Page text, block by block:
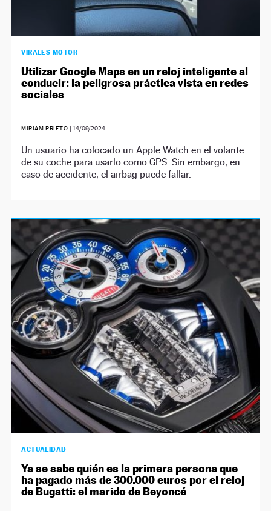
VIRALES MOTOR
Utilizar Google Maps en un reloj inteligente al
conducir: la peligrosa práctica vista en redes
sociales
MIRIAM PRIETO | 14/09/2024
Un usuario ha colocado un Apple Watch en el volante
de su coche para usarlo como GPS. Sin embargo, en
caso de accidente, el airbag puede fallar.
ACTUALIDAD
Ya se sabe quién es la primera persona que
ha pagado más de 300.000 euros por el reloj
de Bugatti: el marido de Beyoncé